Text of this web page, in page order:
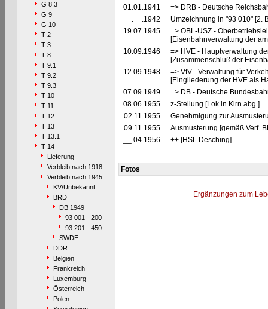
G 8.3
G 9
G 10
T 2
T 3
T 8
T 9.1
T 9.2
T 9.3
T 10
T 11
T 12
T 13
T 13.1
T 14
Lieferung
Verbleib nach 1918
Verbleib nach 1945
KV/Unbekannt
BRD
DB 1949
93 001 - 200
93 201 - 450
SWDE
DDR
Belgien
Frankreich
Luxemburg
Österreich
Polen
01.01.1941
=> DRB - Deutsche
__.__.1942
Umzeichnung in "93 010" [2.
19.07.1945
=> OBL-USZ -
[Eisenbahnverwaltung der
10.09.1946
=> HVE - Hauptverwaltung
[Zusammenschluß der
12.09.1948
=> VfV - Verwaltung für
[Eingliederung der HVE als
07.09.1949
=> DB - Deutsche
08.06.1955
z-Stellung [Lok in Kirn abg.]
02.11.1955
Genehmigung zur
09.11.1955
Ausmusterung [gemäß Verf.
__.04.1956
++ [HSL Desching]
Fotos
Ergänzungen zum